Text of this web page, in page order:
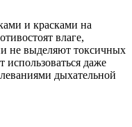
и красками на
влаге,
не выделяют токсичных
использоваться даже
дыхательной